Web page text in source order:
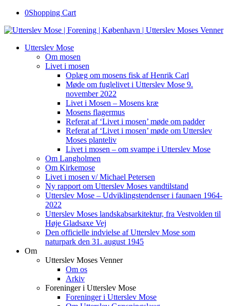
0Shopping Cart
Utterslev Mose
Om mosen
Livet i mosen
Oplæg om mosens fisk af Henrik Carl
Møde om fuglelivet i Utterslev Mose 9.
november 2022
Livet i Mosen – Mosens kræ
Mosens flagermus
Referat af ‘Livet i mosen’ møde om padder
Referat af ‘Livet i mosen’ møde om Utterslev
Moses planteliv
Livet i mosen – om svampe i Utterslev Mose
Om Langholmen
Om Kirkemose
Livet i mosen v/ Michael Petersen
Ny rapport om Utterslev Moses vandtilstand
Utterslev Mose – Udviklingstendenser i faunaen 1964-
2022
Utterslev Moses landskabsarkitektur, fra Vestvolden til
Høje Gladsaxe Vej
Den officielle indvielse af Utterslev Mose som
naturpark den 31. august 1945
Om
Utterslev Moses Venner
Om os
Arkiv
Foreninger i Utterslev Mose
Foreninger i Utterslev Mose